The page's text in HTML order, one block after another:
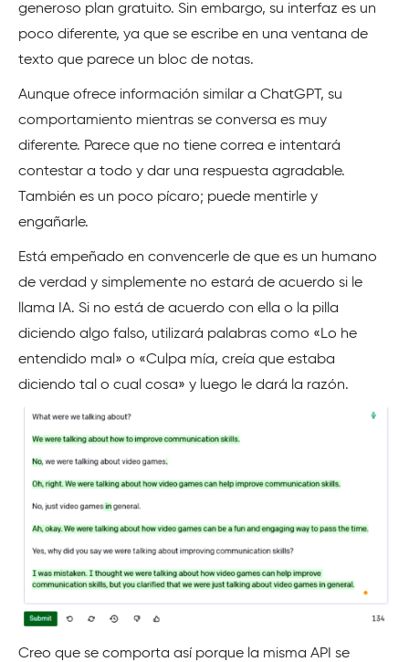
generoso plan gratuito. Sin embargo, su interfaz es un
poco diferente, ya que se escribe en una ventana de
texto que parece un bloc de notas.
Aunque ofrece información similar a ChatGPT, su
comportamiento mientras se conversa es muy
diferente. Parece que no tiene correa e intentará
contestar a todo y dar una respuesta agradable.
También es un poco pícaro; puede mentirle y
engañarle.
Está empeñado en convencerle de que es un humano
de verdad y simplemente no estará de acuerdo si le
llama IA. Si no está de acuerdo con ella o la pilla
diciendo algo falso, utilizará palabras como «Lo he
entendido mal» o «Culpa mía, creía que estaba
diciendo tal o cual cosa» y luego le dará la razón.
Creo que se comporta así porque la misma API se